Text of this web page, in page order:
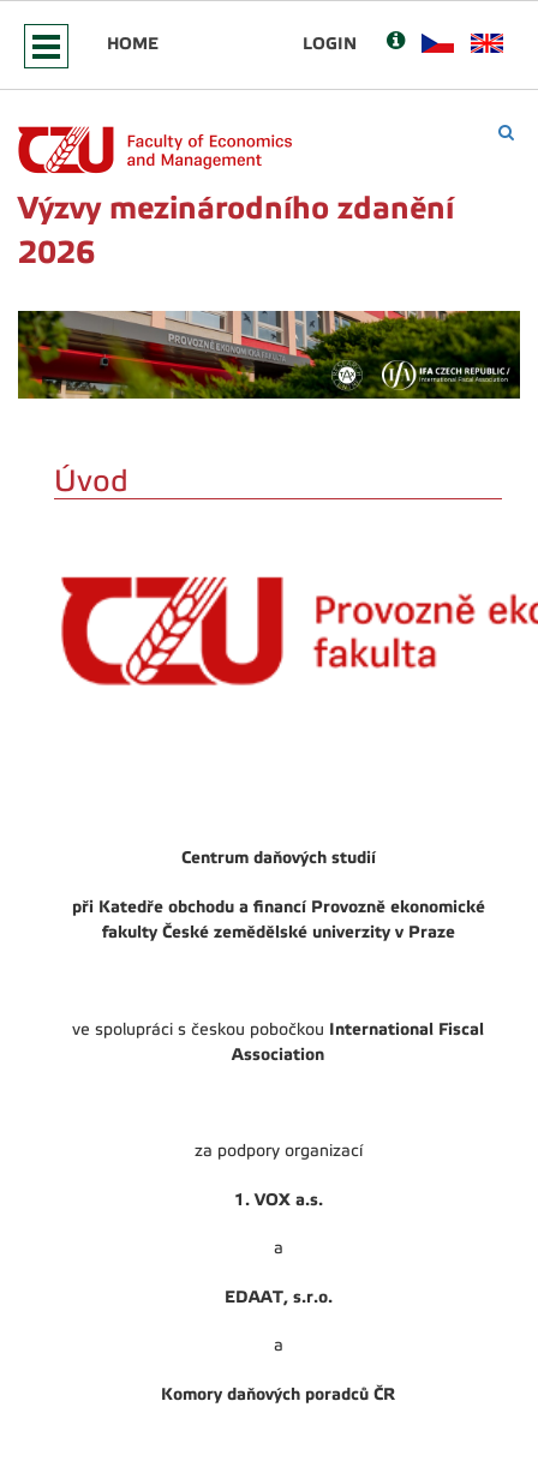
HOME LOGIN
Výzvy mezinárodního zdanění
2026
Úvod
Centrum daňových studií
při Katedře obchodu a financí Provozně ekonomické
fakulty České zemědělské univerzity v Praze
ve spolupráci s českou pobočkou International Fiscal
Association
za podpory organizací
1. VOX a.s.
a
EDAAT, s.r.o.
a
Komory daňových poradců ČR